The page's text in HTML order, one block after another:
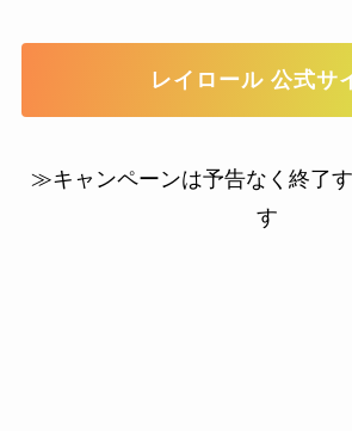
レイロール 公式サ
≫キャンペーンは予告なく終了
す